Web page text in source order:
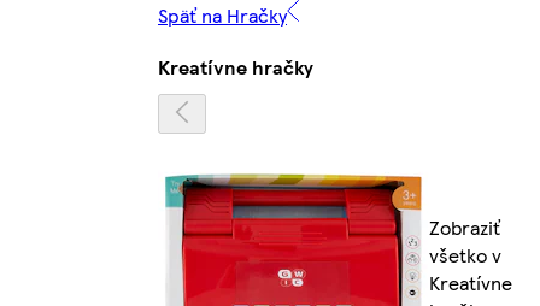
Späť na Hračky
Kreatívne hračky
Zobraziť
všetko v
Kreatívne